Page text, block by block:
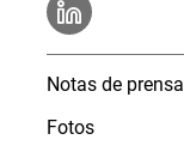
Notas de prensa
Fotos